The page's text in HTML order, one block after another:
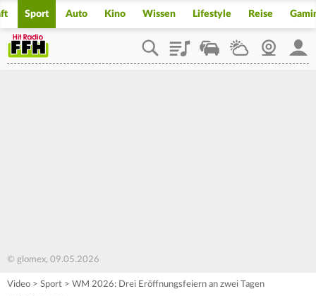
Sport Auto Kino Wissen Lifestyle Reise
PlaylistStaupilotWetterWebcam
© glomex, 09.05.2026
Video > Sport > WM 2026: Drei Eröffnungsfeiern an zwei Tagen